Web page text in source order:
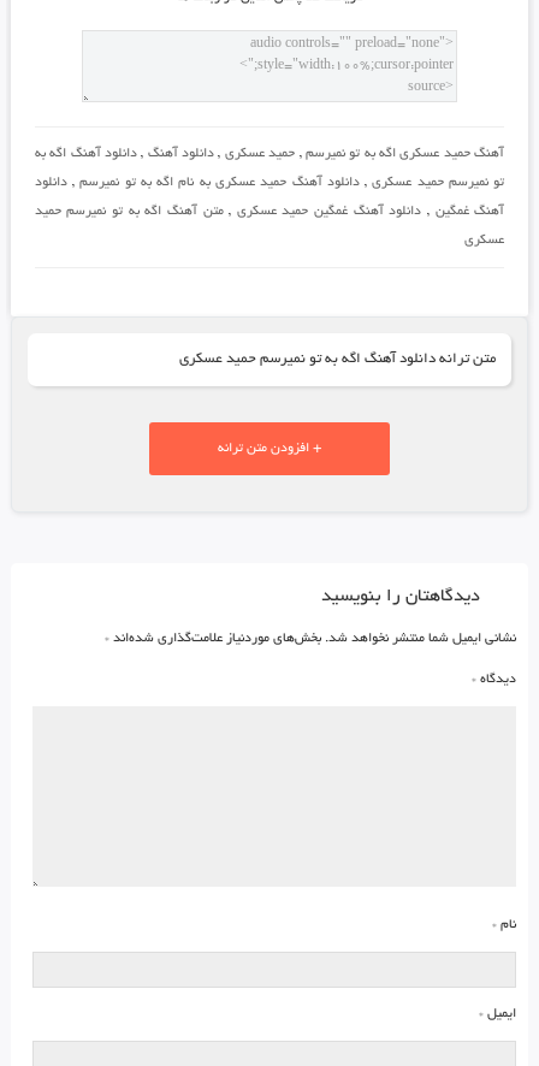
آهنگ حمید عسکری اگه به تو نمیرسم , حمید عسکری , دانلود آهنگ ,دانلود آهنگ اگه به
تو نمیرسم حمید عسکری,دانلود آهنگ حمید عسکری به نام اگه به تو نمیرسم,دانلود
آهنگ غمگین , دانلود آهنگ غمگین حمید عسکری ,متن آهنگ اگه به تو نمیرسم حمید
عسکری
متن ترانه دانلود آهنگ اگه به تو نمیرسم حمید عسکری
+ افزودن متن ترانه
دیدگاهتان را بنویسید
نشانی ایمیل شما منتشر نخواهد شد. بخش‌های موردنیاز علامت‌گذاری شده‌اند *
دیدگاه *
نام *
ایمیل *